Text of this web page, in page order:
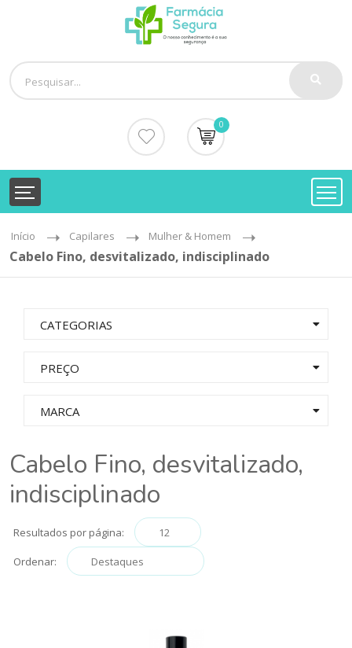
0
Início Capilares Mulher & Homem
Cabelo Fino, desvitalizado, indisciplinado
CATEGORIAS
PREÇO
MARCA
Cabelo Fino, desvitalizado,
indisciplinado
Resultados por página:
Ordenar: